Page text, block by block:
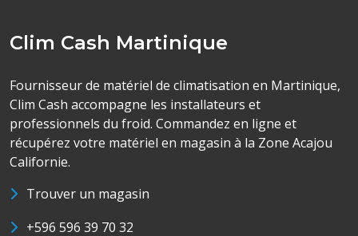
Clim Cash Martinique
Fournisseur de matériel de climatisation en Martinique,
Clim Cash accompagne les installateurs et
professionnels du froid. Commandez en ligne et
récupérez votre matériel en magasin à la Zone Acajou
Californie.
Trouver un magasin
+596 596 39 70 32